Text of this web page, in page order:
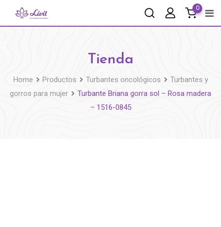
0
Tienda
Home Productos Turbantes oncológicos
Turbantes y
gorros para mujer
Turbante Briana gorra sol – Rosa madera
– 1516-0845